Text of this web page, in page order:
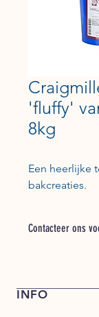
'fluffy'
8kg
Een heerlijke
bakcreaties.
Contacteer ons
INFO